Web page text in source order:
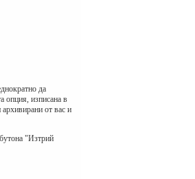
да
опция, изписана в
от вас и
"Изтрий